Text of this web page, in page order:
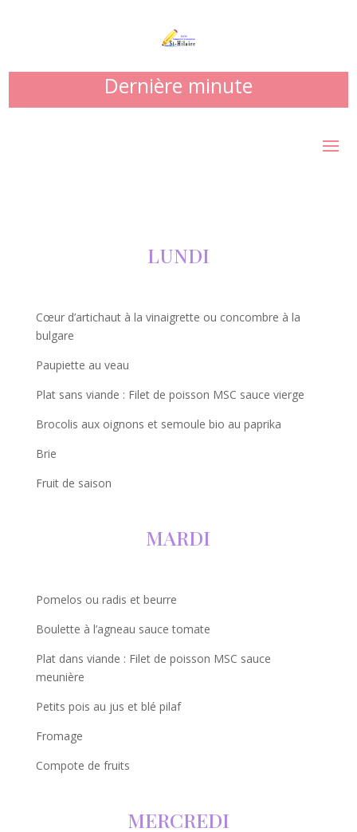
Dernière minute
LUNDI
Cœur d’artichaut à la vinaigrette ou concombre à la
bulgare
Paupiette au veau
Plat sans viande : Filet de poisson MSC sauce vierge
Brocolis aux oignons et semoule bio au paprika
Brie
Fruit de saison
MARDI
Pomelos ou radis et beurre
Boulette à l’agneau sauce tomate
Plat dans viande : Filet de poisson MSC sauce
meunière
Petits pois au jus et blé pilaf
Fromage
Compote de fruits
MERCREDI